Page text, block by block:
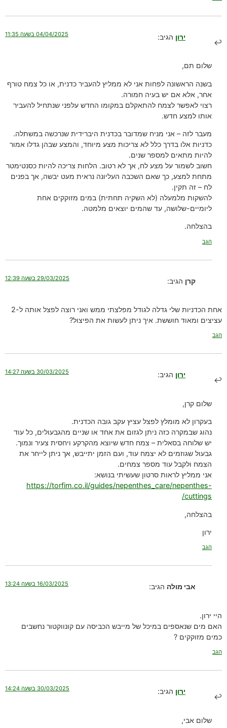
ירון הגיב: 04/04/2025 בשעה 11:35
שלום תם,
בשנה הראשונה לפחות אני לא ממליץ להעביר כדנית, או כל צמח טורף
אחר, אלא אם יש בעיה חמורה.
רצוי לאפשר לצמח להתאקלם במקומו החדש עלפני שנתחיל להעביר
אותו למצע חדש.
מעבר לזה – אני מניח שמדובר בכדנית היברידית שנרכשה במשתלה.
כדניות אלו בדרך כלל לא צריכות מצע מיוחד, והמצע שבהן גדלו אמור
להיות מתאים למספר שנים.
חשוב לשמור על מצע לח, אך לא רטוב. הלחות צריכה להיות כסנטימטר
מתחת למצע, כך שאם השכבה העליונה נראית מעט יבשה, אך בפנים
לח – זה תקין.
להשקות מלמעלה (לא השקיה תחתית) במים מזוקקים אחת
ליומיים-שלושה, עד שהמים יוצאים מלמטה.
בהצלחה.
הגב
קרן הגיב: 29/03/2025 בשעה 12:39
אחת הכדניות שלי גדלה לגודל מפלצתי ממש ואני רוצה לפצל אותה ל-2
עציצים ומאוד חוששת. איך ניתן לעשות את הפיצול?
הגב
ירון הגיב: 30/03/2025 בשעה 14:27
שלום קרן,
בעקרון לא מומלץ לפצל עציץ עקב גובה הכדנית.
נהוג שבמקרה כזה ניתן לגזום את אחד או שניים מהגבעולים, כל עוד
יש שלוחה בסאלית – צמח חדש שיוצא מהקרקע ויחסית צעיר ונמוך.
גבעול שגוזמים לא יצמח עוד, ועם הזמן יתייבש, אך ניתן לייחר את
הצמח ולקבל עוד מספר צמחים.
אני ממליץ לראות סרטון שעשיתי בנושא:
https://torfim.co.il/guides/nepenthes_care/nepenthes-
cuttings/
בהצלחה,
ירון
הגב
אבי מולה הגיב: 16/03/2025 בשעה 13:24
היי ירון.
האם מים שנאספים במיכל של מייבש הכביסה עם קונווקטור נחשבים
כמים מזוקקים ?
הגב
ירון הגיב: 30/03/2025 בשעה 14:24
שלום אבי,